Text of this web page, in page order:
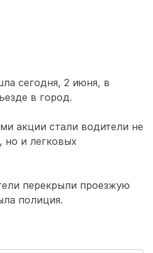
сегодня, 2 июня, в
в город.
акции стали водители не
но и легковых
перекрыли проезжую
полиция.